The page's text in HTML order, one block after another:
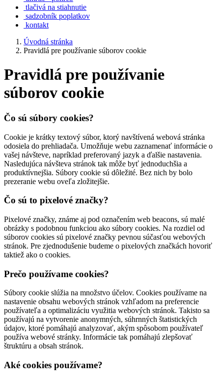
tlačivá na stiahnutie
sadzobník poplatkov
kontakt
Úvodná stránka
Pravidlá pre používanie súborov cookie
Pravidlá pre používanie
súborov cookie
Čo sú súbory cookies?
Cookie je krátky textový súbor, ktorý navštívená webová stránka
odosiela do prehliadača. Umožňuje webu zaznamenať informácie o
vašej návšteve, napríklad preferovaný jazyk a ďalšie nastavenia.
Nasledujúca návšteva stránok tak môže byť jednoduchšia a
produktívnejšia. Súbory cookie sú dôležité. Bez nich by bolo
prezeranie webu oveľa zložitejšie.
Čo sú to pixelové značky?
Pixelové značky, známe aj pod označením web beacons, sú malé
obrázky s podobnou funkciou ako súbory cookies. Na rozdiel od
súborov cookies sú pixelové značky pevnou súčasťou webových
stránok. Pre zjednodušenie budeme o pixelových značkách hovoriť
taktiež ako o cookies.
Prečo používame cookies?
Súbory cookie slúžia na množstvo účelov. Cookies používame na
nastavenie obsahu webových stránok vzhľadom na preferencie
používateľa a optimalizáciu využitia webových stránok. Takisto sa
používajú na vytvorenie anonymných, súhrnných štatistických
údajov, ktoré pomáhajú analyzovať, akým spôsobom používateľ
používa webové stránky. Informácie tak pomáhajú zlepšovať
štruktúru a obsah stránok.
Aké cookies používame?